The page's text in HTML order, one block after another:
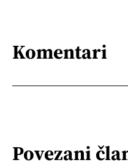
Komentari
Povezani